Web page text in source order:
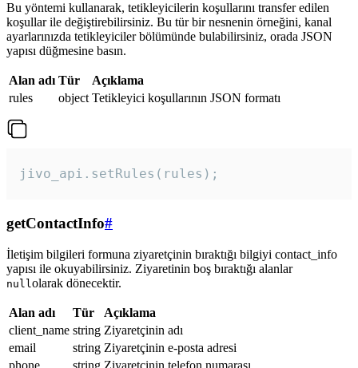
Bu yöntemi kullanarak, tetikleyicilerin koşullarını transfer edilen
koşullar ile değiştirebilirsiniz. Bu tür bir nesnenin örneğini, kanal
ayarlarınızda tetikleyiciler bölümünde bulabilirsiniz, orada JSON
yapısı düğmesine basın.
Alan adı Tür
Açıklama
rules
object Tetikleyici koşullarının JSON formatı
jivo_api.setRules(rules);
getContactInfo#
İletişim bilgileri formuna ziyaretçinin bıraktığı bilgiyi contact_info
yapısı ile okuyabilirsiniz. Ziyaretinin boş bıraktığı alanlar
null olarak dönecektir.
Alan adı Tür
Açıklama
client_name string Ziyaretçinin adı
email
string Ziyaretçinin e-posta adresi
phone
string Ziyaretçinin telefon numarası